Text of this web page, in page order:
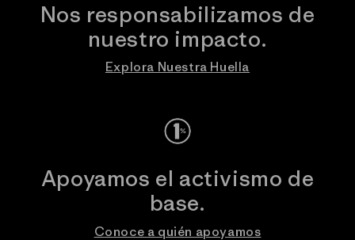
Nos responsabilizamos de
nuestro impacto.
Explora Nuestra Huella
Apoyamos el activismo de
base.
Conoce a quién apoyamos